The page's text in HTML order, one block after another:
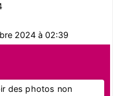
2024 à 02:39
des photos non